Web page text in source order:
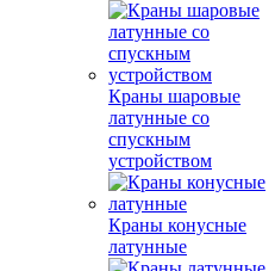
Краны шаровые
латунные со
спускным
устройством
Краны конусные
латунные